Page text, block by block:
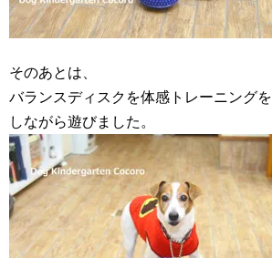
そのあとは、
バランスディスクを体感トレーニングを
しながら遊びました。